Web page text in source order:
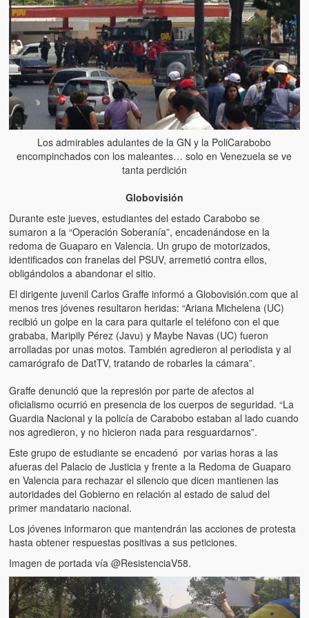
El Tipo y los Rojos en Los Teques (The Jerk and the Reds in
Teques)
Hablé con Chavistas (I spoke with chavistas)
La burla del Chavez “tan amante de los niños” (The mockery of
Chavez “such a children lover”)
Los niños de las calles de Venezuela (Children of the streets of
Venezuela)
Puente Llaguno, Miraflores… ¿y Lina?
Radio Emisoras y canales de televisión clausurados por el
de Chávez hasta el 2009
Victimas del 11 de abril de 2002
Víctimas del régimen dictatorial de Chávez desde que tomó el
poder hasta el 31 de diciembre de 2009
Víctimas inocentes de la violencia castrista del 4 de Febrero de
1992
¡¡¡Miserable traidor, mira a tu pueblo!!! (Despicable traitor, look
your country!!!)
Fotos
Versos
Cuentos
Videos
Los admirables adulantes de la GN y la PoliCarabobo
encompinchados con los maleantes… solo en Venezuela se ve
tanta perdición
Globovisión
Durante este jueves, estudiantes del estado Carabobo se
sumaron a la “Operación Soberanía”, encadenándose en la
redoma de Guaparo en Valencia. Un grupo de motorizados,
identificados con franelas del PSUV, arremetió contra ellos,
obligándolos a abandonar el sitio.
El dirigente juvenil Carlos Graffe informó a Globovisión.com que al
menos tres jóvenes resultaron heridas: “Ariana Michelena (UC)
recibió un golpe en la cara para quitarle el teléfono con el que
grababa, Maripily Pérez (Javu) y Maybe Navas (UC) fueron
arrolladas por unas motos. También agredieron al periodista y al
camarógrafo de DatTV, tratando de robarles la cámara”.
Graffe denunció que la represión por parte de afectos al
oficialismo ocurrió en presencia de los cuerpos de seguridad. “La
Guardia Nacional y la policía de Carabobo estaban al lado cuando
nos agredieron, y no hicieron nada para resguardarnos”.
Este grupo de estudiante se encadenó por varias horas a las
afueras del Palacio de Justicia y frente a la Redoma de Guaparo
en Valencia para rechazar el silencio que dicen mantienen las
autoridades del Gobierno en relación al estado de salud del
primer mandatario nacional.
Los jóvenes informaron que mantendrán las acciones de protesta
hasta obtener respuestas positivas a sus peticiones.
Imagen de portada vía @ResistenciaV58.